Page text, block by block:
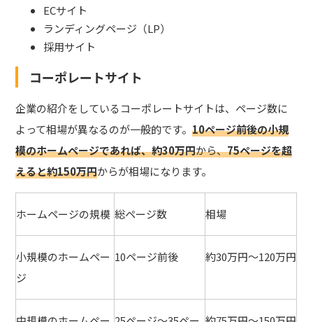
ECサイト
ランディングページ（LP）
採用サイト
コーポレートサイト
企業の紹介をしているコーポレートサイトは、ページ数に
よって相場が異なるのが一般的です。10ページ前後の小規
模のホームページであれば、約30万円から、75ページを超
えると約150万円からが相場になります。
ホームページの規模 総ページ数 相場
小規模のホームペー
ジ
10ページ前後 約30万円～120万円